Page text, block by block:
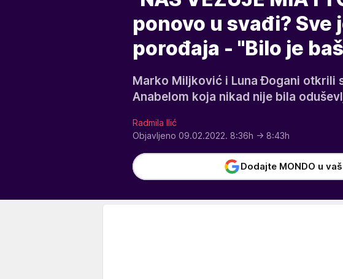
ponovo u svađi? Sve
porođaja - "Bilo je
Marko Miljković i Luna Đogani otkrili
Anabelom koja nikad nije bila
Radmila Ilić
Objavljeno 09.02.2022. 8:36h → 8:43h
Dodajte MONDO u